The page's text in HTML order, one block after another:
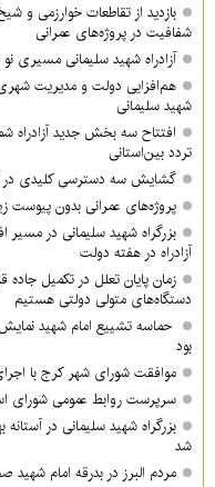
بازدید از تقاطعات خوارزمی و
شفافیت در پروژه‌های عمرانی
آزادراه شهید سلیمانی مسیری
هم‌افزایی دولت و مدیریت
شهید سلیمانی
افتتاح سه بخش جدید آزادراه
تردد بین‌استانی
گشایش سه دسترسی کلیدی در
پروژه‌های عمرانی بدون
آزادراه در هفته دولت
زمان پایان تعلل در تکمیل
دستگاه‌های متولی دولتی هستیم
حماسه تشییع امام شهید
بود
موافقت شورای شهر کرج با
سرپرست روابط عمومی شورای
بزرگراه شهید سلیمانی در
شد
مردم البرز در بدرقه امام شهید